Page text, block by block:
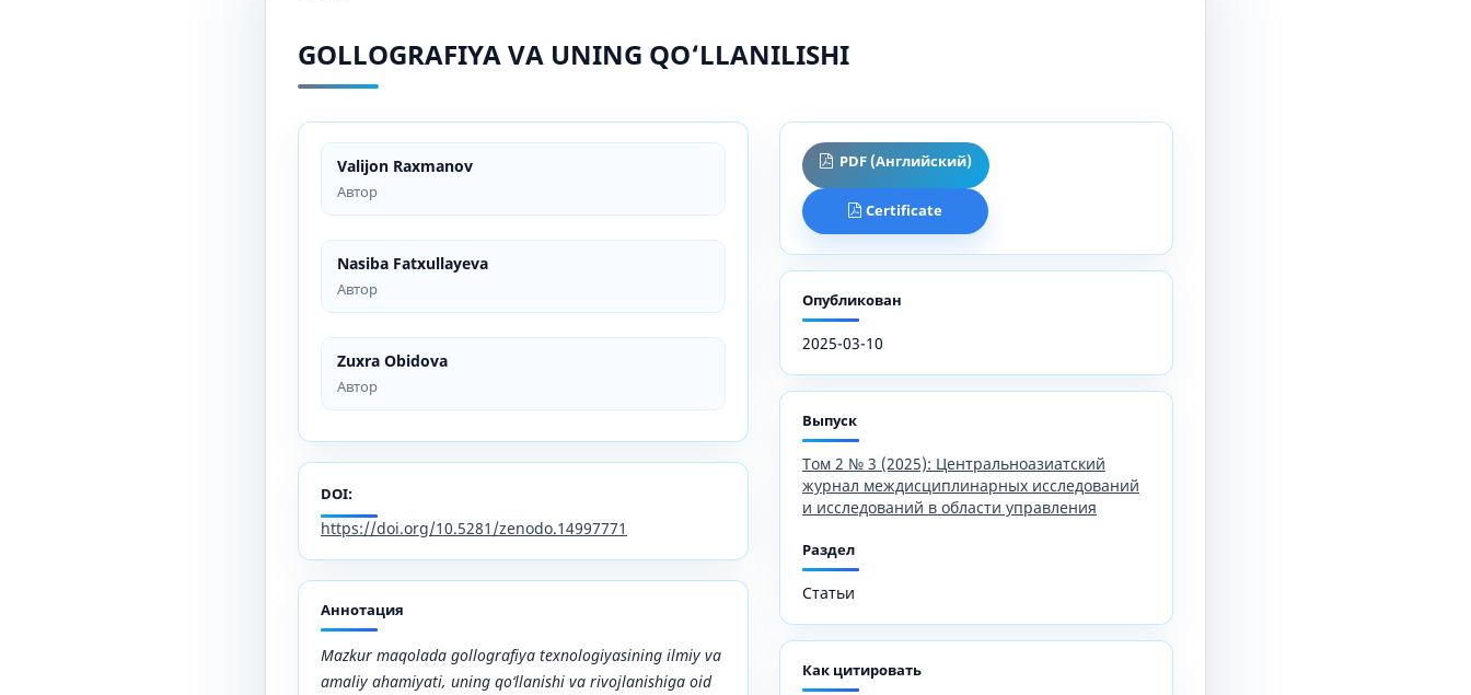
GOLLOGRAFIYA VA UNING QO‘LLANILISHI
Valijon Raxmanov
Автор
Nasiba Fatxullayeva
Автор
Zuxra Obidova
Автор
DOI:
https://doi.org/10.5281/zenodo.14997771
Аннотация
Mazkur maqolada gollografiya texnologiyasining ilmiy va
amaliy ahamiyati, uning qo‘llanishi va rivojlanishiga oid
PDF (Английский)
Certificate
Опубликован
2025-03-10
Выпуск
Том 2 № 3 (2025): Центральноазиатский
журнал междисциплинарных исследований
и исследований в области управления
Раздел
Статьи
Как цитировать